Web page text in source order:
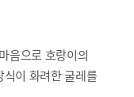
음으로 호랑이의
이 화려한 굴레를